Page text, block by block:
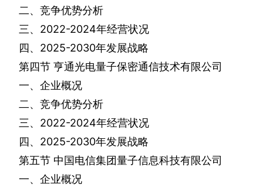
二、竞争优势分析
三、 2022-2024年经营状况
四、 2025-2030年发展战略
第四节 亨通光电量子保密通信技术有限公司
一、企业概况
二、竞争优势分析
三、 2022-2024年经营状况
四、 2025-2030年发展战略
第五节 中国电信集团量子信息科技有限公司
一、企业概况